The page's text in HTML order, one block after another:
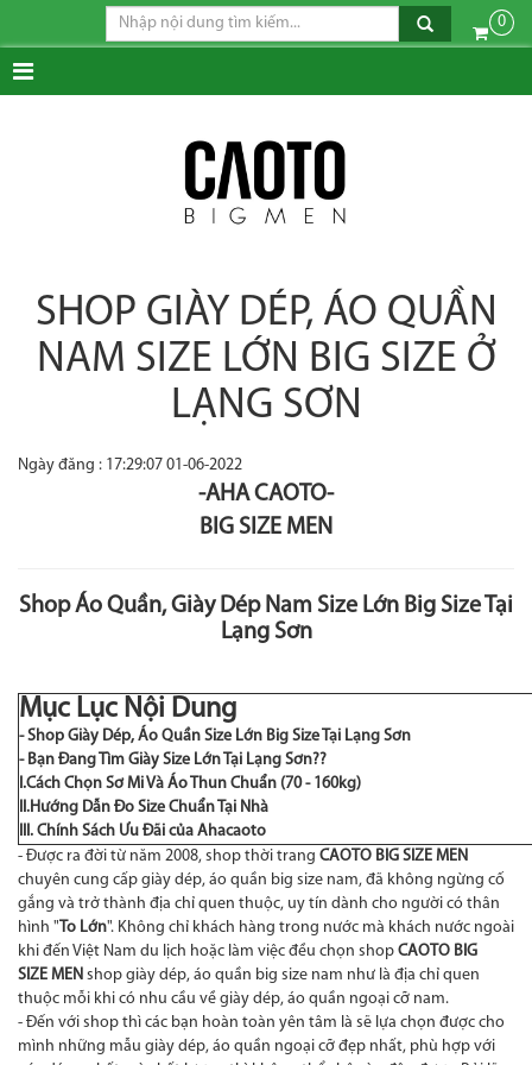
0
SHOP GIÀY DÉP, ÁO QUẦN
NAM SIZE LỚN BIG SIZE Ở
LẠNG SƠN
Ngày đăng : 17:29:07 01-06-2022
-AHA CAOTO-
BIG SIZE MEN
Shop Áo Quần, Giày Dép Nam Size Lớn Big Size Tại
Lạng Sơn
Mục Lục Nội Dung
- Shop Giày Dép, Áo Quần Size Lớn Big Size Tại Lạng Sơn
- Bạn Đang Tìm Giày Size Lớn Tại Lạng Sơn??
I.Cách Chọn Sơ Mi Và Áo Thun Chuẩn (70 - 160kg)
II.Hướng Dẫn Đo Size Chuẩn Tại Nhà
III. Chính Sách Ưu Đãi của Ahacaoto
- Được ra đời từ năm 2008, shop thời trang CAOTO BIG SIZE MEN
chuyên cung cấp giày dép, áo quần big size nam, đã không ngừng cố
gắng và trở thành địa chỉ quen thuộc, uy tín dành cho người có thân
hình " To Lớn". Không chỉ khách hàng trong nước mà khách nước ngoài
khi đến Việt Nam du lịch hoặc làm việc đều chọn shop CAOTO BIG
SIZE MEN shop giày dép, áo quần big size nam như là địa chỉ quen
thuộc mỗi khi có nhu cầu về giày dép, áo quần ngoại cỡ nam.
- Đến với shop thì các bạn hoàn toàn yên tâm là sẽ lựa chọn được cho
mình những mẫu giày dép, áo quần ngoại cỡ đẹp nhất, phù hợp với